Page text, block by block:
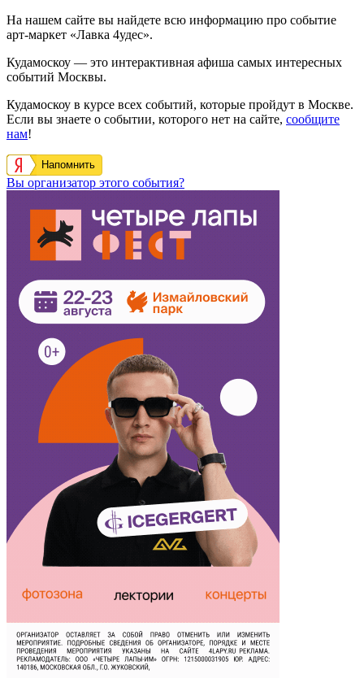
На нашем сайте вы найдете всю информацию про событие
арт-маркет «Лавка 4удес».
Кудамоскоу — это интерактивная афиша самых интересных
событий Москвы.
Кудамоскоу в курсе всех событий, которые пройдут в Москве.
Если вы знаете о событии, которого нет на сайте, сообщите
нам!
Напомнить
Вы организатор этого события?